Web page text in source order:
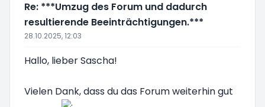
Re: ***Umzug des Forum und dadurch
resultierende Beeinträchtigungen.***
28.10.2025, 12:03
Hallo, lieber Sascha!
Vielen Dank, dass du das Forum weiterhin gut